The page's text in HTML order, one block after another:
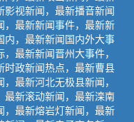
视新闻，最新播音新闻
，最新新闻事件，最新新
内，最新新闻国内外大事
最新新闻晋州大事件，
时政新闻热点，最新曹县
最新河北无极县新闻，
最新滚动新闻，最新滦南
，最新熔岩灯新闻，最新